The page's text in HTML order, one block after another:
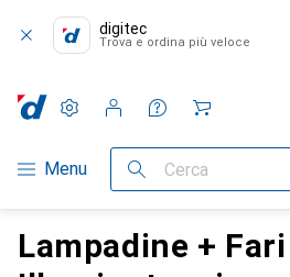
digitec
Trova e ordina più veloce
Categoria Navigazione
Menu Cerca
Impostazioni
Conto cliente
Liste di confronto
Liste dei desideri
Carrello
Lampadine + Fari